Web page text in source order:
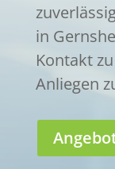
in
Kontakt
Anliegen